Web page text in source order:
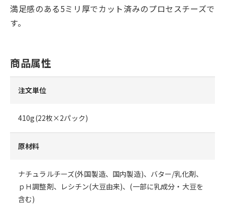
満足感のある5ミリ厚でカット済みのプロセスチーズで
す。
商品属性
注文単位
410g(22枚×2パック)
原材料
ナチュラルチーズ(外国製造、国内製造)、バター/乳化剤、
ｐＨ調整剤、レシチン(大豆由来)、(一部に乳成分・大豆を
含む)